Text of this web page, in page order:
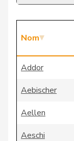
Nom
Addor
Aebischer
Aellen
Aeschi